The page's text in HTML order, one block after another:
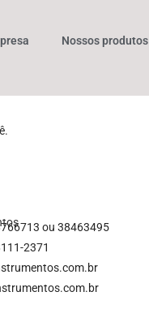
Nossos produtos
ou 38463495
2371